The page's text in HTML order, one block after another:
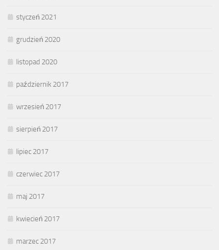
styczeń 2021
grudzień 2020
listopad 2020
październik 2017
wrzesień 2017
sierpień 2017
lipiec 2017
czerwiec 2017
maj 2017
kwiecień 2017
marzec 2017